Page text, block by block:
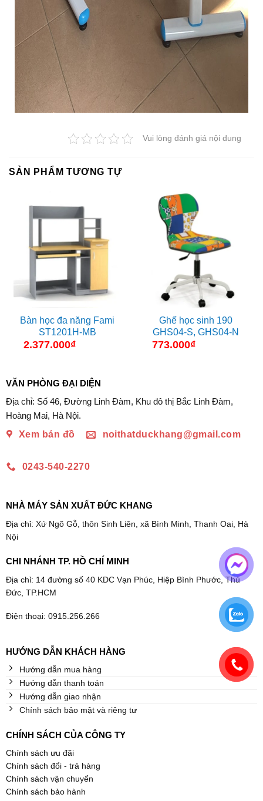
Vui lòng đánh giá nội dung
SẢN PHẨM TƯƠNG TỰ
Bàn học đa năng Fami
ST1201H-MB
2.377.000₫
Ghế học sinh 190
GHS04-S, GHS04-N
773.000₫
VĂN PHÒNG ĐẠI DIỆN
Địa chỉ: Số 46, Đường Linh Đàm, Khu đô thị Bắc Linh Đàm,
Hoàng Mai, Hà Nội.
Xem bản đồ
noithatduckhang@gmail.com
0243-540-2270
NHÀ MÁY SẢN XUẤT ĐỨC KHANG
Địa chỉ: Xứ Ngõ Gỗ, thôn Sinh Liên, xã Bình Minh, Thanh Oai, Hà
Nội
CHI NHÁNH TP. HỒ CHÍ MINH
Địa chỉ: 14 đường số 40 KDC Vạn Phúc, Hiệp Bình Phước, Thủ
Đức, TP.HCM
Điện thoại: 0915.256.266
HƯỚNG DẪN KHÁCH HÀNG
Hướng dẫn mua hàng
Hướng dẫn thanh toán
Hướng dẫn giao nhận
Chính sách bảo mật và riêng tư
CHÍNH SÁCH CỦA CÔNG TY
Chính sách ưu đãi
Chính sách đổi - trả hàng
Chính sách vận chuyển
Chính sách bảo hành